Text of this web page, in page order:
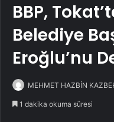
BBP,
Belediye
Eroğlu’nu
MEHMET HAZBİN
1 dakika okuma süresi